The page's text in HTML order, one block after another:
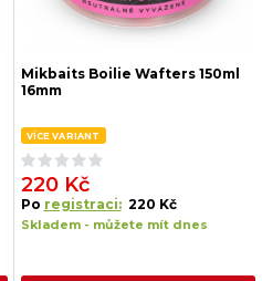
Mikbaits Boilie Wafters 150ml
16mm
VÍCE VARIANT
220 Kč
Po registraci: 220 Kč
Skladem - můžete mít dnes